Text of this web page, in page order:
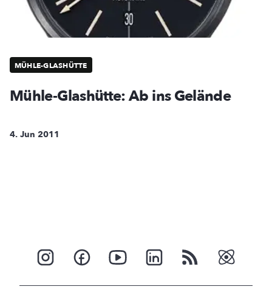
MÜHLE-GLASHÜTTE
Mühle-Glashütte: Ab ins Gelände
4. Jun 2011